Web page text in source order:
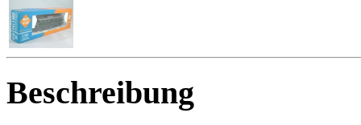
Beschreibung